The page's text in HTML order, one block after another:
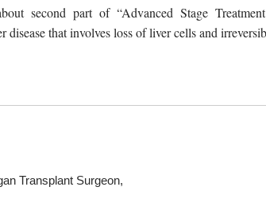
second part of “Advanced Stage
disease that involves loss of liver cells and
Transplant Surgeon,